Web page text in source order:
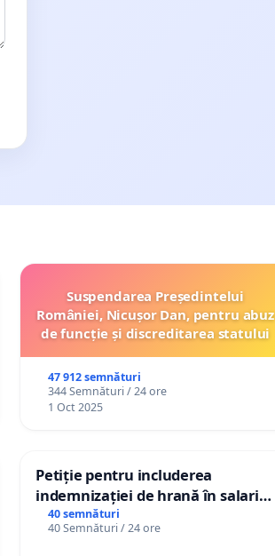
Suspendarea Președintelui
României, Nicușor Dan, pentru abuz
de funcție și discreditarea statului
47 912 semnături
344 Semnături / 24 ore
1 Oct 2025
Petiție pentru includerea
indemnizației de hrană în salariul
de bază și protejarea gradațiilor
de vechime pentru asistenții
40 semnături
40 Semnături / 24 ore